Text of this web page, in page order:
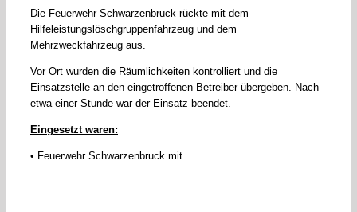
Die Feuerwehr Schwarzenbruck rückte mit dem
Hilfeleistungslöschgruppenfahrzeug und dem
Mehrzweckfahrzeug aus.
Vor Ort wurden die Räumlichkeiten kontrolliert und die
Einsatzstelle an den eingetroffenen Betreiber übergeben. Nach
etwa einer Stunde war der Einsatz beendet.
Eingesetzt waren:
• Feuerwehr Schwarzenbruck mit